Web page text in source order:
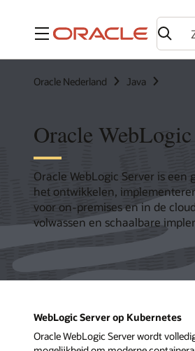
Menu
Oracle Nederland Java
Oracle
Oracle WebLogic Server is
het ontwikkelen,
voor on-premises en in de
volwassen en schaalbare
WebLogic Server op Kubernetes
Oracle WebLogic Server wordt